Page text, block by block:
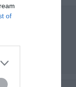
of